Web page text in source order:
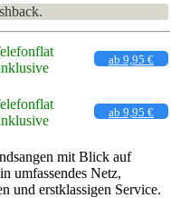
ab 9,95 €
ab 9,95 €
mit Blick auf
umfassendes Netz,
und erstklassigen Service.